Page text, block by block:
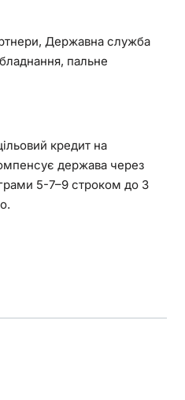
Державна служба
пальне
кредит на
держава через
5-7–9 строком до 3